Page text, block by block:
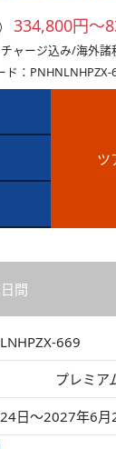
334,800円～
ャージ込み/海外諸
ド：PNHNLNHPZX-
ツ
間
669
プレミア
日～2027年6月